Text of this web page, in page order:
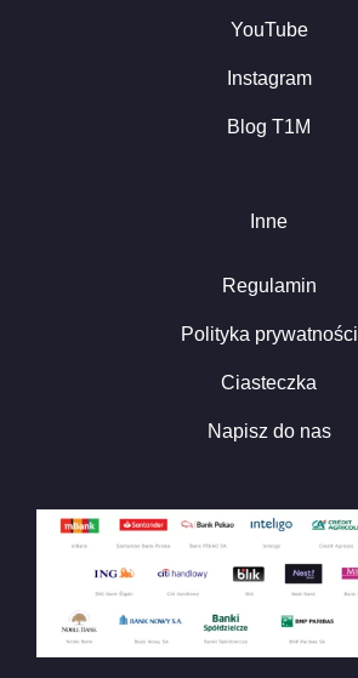
YouTube
Instagram
Blog T1M
Inne
Regulamin
Polityka prywatności
Ciasteczka
Napisz do nas